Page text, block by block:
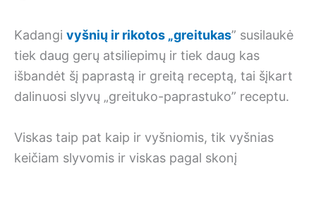
Kadangi vyšnių ir rikotos „greitukas” susilaukė
tiek daug gerų atsiliepimų ir tiek daug kas
išbandėt šį paprastą ir greitą receptą, tai šįkart
dalinuosi slyvų „greituko-paprastuko” receptu.
Viskas taip pat kaip ir vyšniomis, tik vyšnias
keičiam slyvomis ir viskas pagal skonį